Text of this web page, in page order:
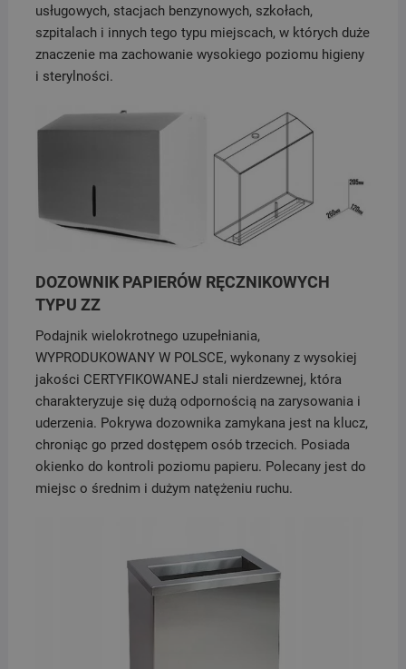
usługowych, stacjach benzynowych, szkołach,
szpitalach i innych tego typu miejscach, w których duże
znaczenie ma zachowanie wysokiego poziomu higieny
i sterylności.
DOZOWNIK PAPIERÓW RĘCZNIKOWYCH
TYPU ZZ
Podajnik wielokrotnego uzupełniania,
WYPRODUKOWANY W POLSCE, wykonany z wysokiej
jakości CERTYFIKOWANEJ stali nierdzewnej, która
charakteryzuje się dużą odpornością na zarysowania i
uderzenia. Pokrywa dozownika zamykana jest na klucz,
chroniąc go przed dostępem osób trzecich. Posiada
okienko do kontroli poziomu papieru. Polecany jest do
miejsc o średnim i dużym natężeniu ruchu.